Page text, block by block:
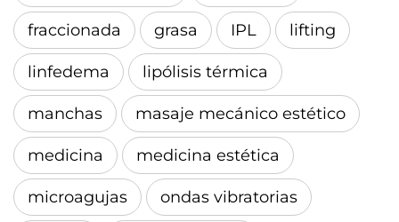
fraccionada grasa IPL lifting
linfedema lipólisis térmica
manchas masaje mecánico estético
medicina medicina estética
microagujas ondas vibratorias